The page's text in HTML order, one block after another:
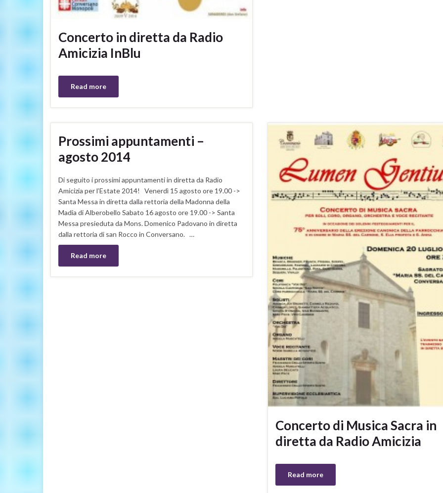
Concerto in diretta da Radio
Amicizia InBlu
Read more
Prossimi appuntamenti –
agosto 2014
Di seguito i prossimi appuntamenti in diretta da Radio
Amicizia per l’Estate 2014! Venerdì 15 agosto ore 19.00 ->
Santa Messa in diretta dalla rettoria della Madonna della
Madia di Alberobello Sabato 16 agosto ore 19.00 -> Santa
Messa presieduta da Mons. Domenico Padovano in diretta
dalla rettoria di san Rocco in Conversano. …
Read more
Concerto di Musica Sacra in
diretta da Radio Amicizia
Read more